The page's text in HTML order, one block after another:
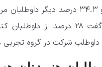
۱۴۰۲، زنان هستند و ۳۴.۳ درصد دیگر
به عبارتی می‌توان گفت ۲۸ درصد از
شرکت در گروه تجربی